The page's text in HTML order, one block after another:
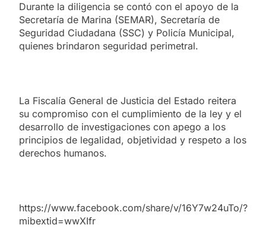
Durante la diligencia se contó con el apoyo de la
Secretaría de Marina (SEMAR), Secretaría de
Seguridad Ciudadana (SSC) y Policía Municipal,
quienes brindaron seguridad perimetral.
La Fiscalía General de Justicia del Estado reitera
su compromiso con el cumplimiento de la ley y el
desarrollo de investigaciones con apego a los
principios de legalidad, objetividad y respeto a los
derechos humanos.
https://www.facebook.com/share/v/16Y7w24uTo/?
mibextid=wwXIfr